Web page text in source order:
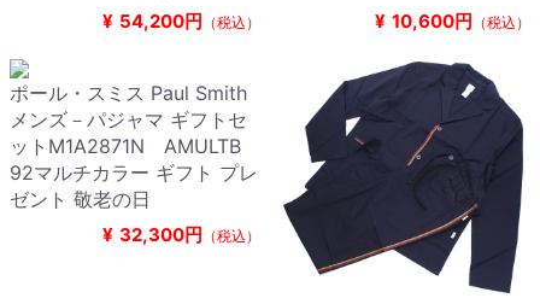
¥ 54,200円 （税込） ¥ 10,600円 （税込）
ポール・スミス Paul Smith
メンズ－パジャマ ギフトセ
ットM1A2871N AMULTB
92マルチカラー ギフト プレ
ゼント 敬老の日
¥ 32,300円 （税込）